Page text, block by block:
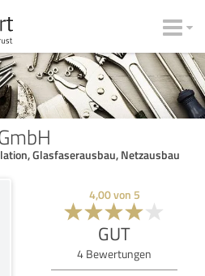
Glasfaserausbau, Netzausbau
4,00von 5
GUT
4 Bewertungen